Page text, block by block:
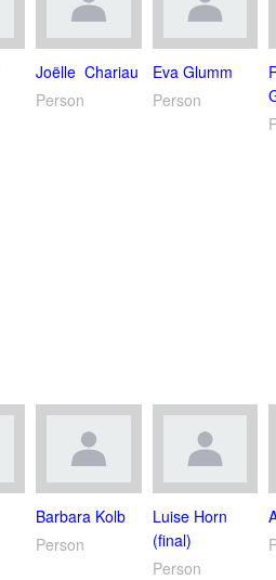
Joëlle Chariau
Person
Eva Glumm
Person
Barbara Kolb
Person
Luise Horn
(final)
Person